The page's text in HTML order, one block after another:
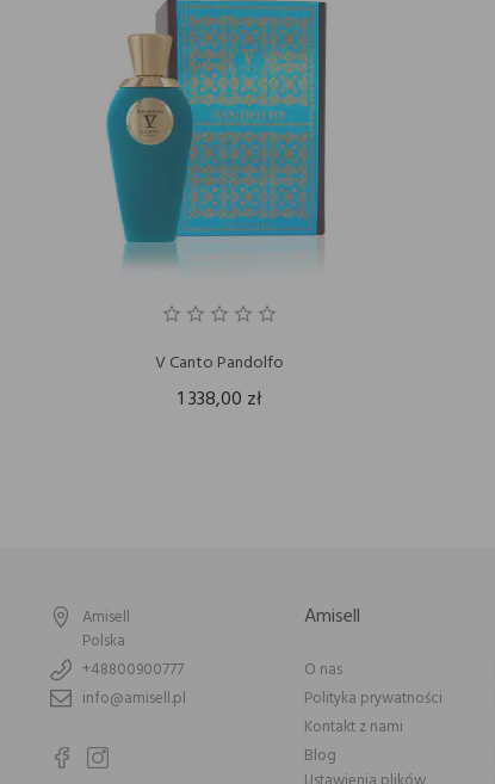
V Canto Pandolfo
1 338,00 zł
Amisell
Polska
+48800900777
info@amisell.pl
Amisell
O nas
Polityka prywatności
Kontakt z nami
Blog